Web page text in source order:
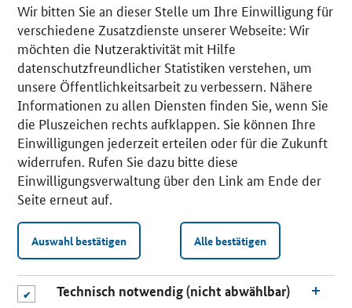
Wir bitten Sie an dieser Stelle um Ihre Einwilligung für
verschiedene Zusatzdienste unserer Webseite: Wir
möchten die Nutzeraktivität mit Hilfe
datenschutzfreundlicher Statistiken verstehen, um
unsere Öffentlichkeitsarbeit zu verbessern. Nähere
Informationen zu allen Diensten finden Sie, wenn Sie
die Pluszeichen rechts aufklappen. Sie können Ihre
Einwilligungen jederzeit erteilen oder für die Zukunft
widerrufen. Rufen Sie dazu bitte diese
Einwilligungsverwaltung über den Link am Ende der
Seite erneut auf.
Auswahl bestätigen Alle bestätigen
Technisch notwendig (nicht abwählbar)